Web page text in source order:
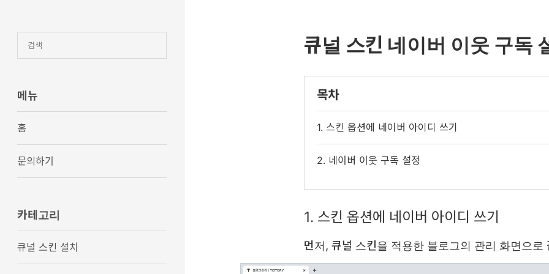
킨
큐널 스킨 네이버 이웃 구독
목차
1. 스킨 옵션에 네이버 아이디 쓰기
2. 네이버 이웃 구독 설정
1. 스킨 옵션에 네이버 아이디 쓰기
먼저, 큐널 스킨을 적용한 블로그의 관리 화면으로
메뉴
홈
문의하기
카테고리
큐널 스킨 설치